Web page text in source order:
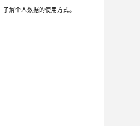
了解个人数据的使用方式。